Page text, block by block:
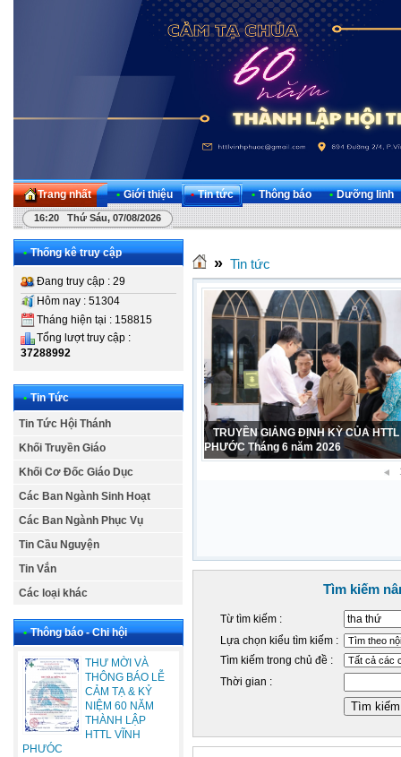
Trang nhất • Giới thiệu • Tin tức • Thông báo • Dưỡng linh
16:20 Thứ Sáu, 07/08/2026
• Thống kê truy cập
Đang truy cập : 29
Hôm nay : 51304
Tháng hiện tại : 158815
Tổng lượt truy cập :
37288992
• Tin Tức
Tin Tức Hội Thánh
Khối Truyền Giáo
Khối Cơ Đốc Giáo Dục
Các Ban Ngành Sinh Hoạt
Các Ban Ngành Phục Vụ
Tin Cầu Nguyện
Tin Vắn
Các loại khác
• Thông báo - Chi hội
THƯ MỜI VÀ
THÔNG BÁO LỄ
CẢM TẠ & KỶ
NIỆM 60 NĂM
THÀNH LẬP
HTTL VĨNH
PHƯÓC
» Tin tức
CẢM TẠ – SINH NHẬT LẦN THỨ 42
PHỤ NỮ HTTL VĨNH PHƯỚC 1984 –
Tìm kiếm
Từ tìm kiếm :
Lựa chọn kiểu tìm kiếm :
Tìm kiếm trong chủ đề :
Thời gian :